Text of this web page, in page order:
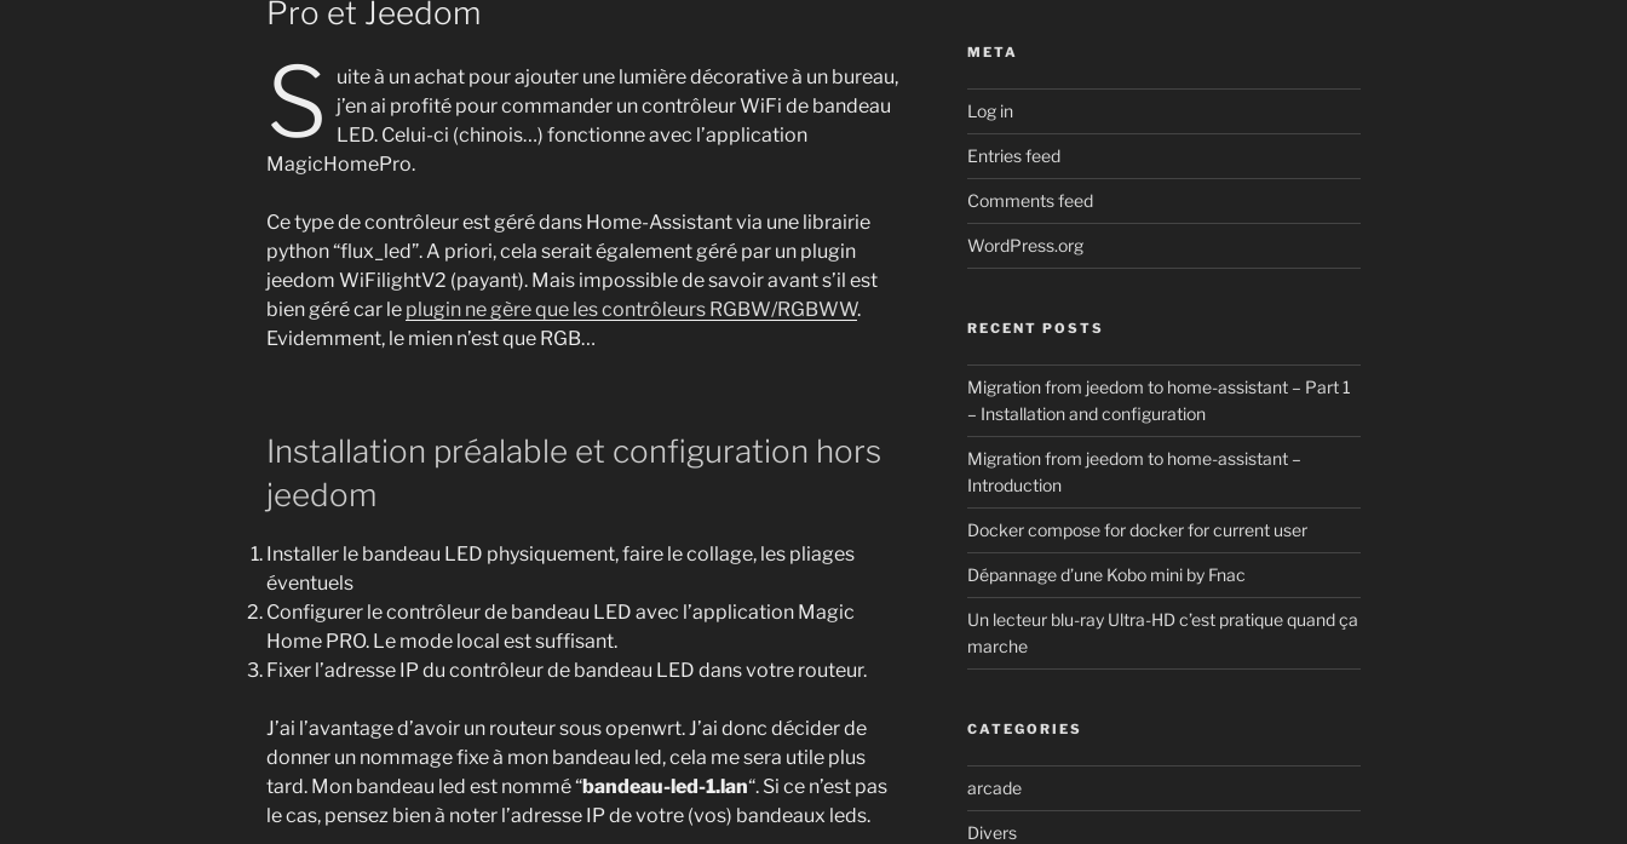
Pro et Jeedom
S
uite à un achat pour ajouter une lumière décorative à un bureau,
j’en ai profité pour commander un contrôleur WiFi de bandeau
LED. Celui-ci (chinois…) fonctionne avec l’application
MagicHomePro.
Ce type de contrôleur est géré dans Home-Assistant via une librairie
python “flux_led”. A priori, cela serait également géré par un plugin
jeedom WiFilightV2 (payant). Mais impossible de savoir avant s’il est
bien géré car le plugin ne gère que les contrôleurs RGBW/RGBWW.
Evidemment, le mien n’est que RGB…
Installation préalable et configuration hors
jeedom
Installer le bandeau LED physiquement, faire le collage, les pliages
éventuels
Configurer le contrôleur de bandeau LED avec l’application Magic
Home PRO. Le mode local est suffisant.
Fixer l’adresse IP du contrôleur de bandeau LED dans votre routeur.
J’ai l’avantage d’avoir un routeur sous openwrt. J’ai donc décider de
donner un nommage fixe à mon bandeau led, cela me sera utile plus
tard. Mon bandeau led est nommé “bandeau-led-1.lan“. Si ce n’est pas
le cas, pensez bien à noter l’adresse IP de votre (vos) bandeaux leds.
META
Log in
Entries feed
Comments feed
WordPress.org
RECENT POSTS
Migration from jeedom to home-assistant – Part 1
– Installation and configuration
Migration from jeedom to home-assistant –
Introduction
Docker compose for docker for current user
Dépannage d’une Kobo mini by Fnac
Un lecteur blu-ray Ultra-HD c’est pratique quand ça
marche
CATEGORIES
arcade
Divers